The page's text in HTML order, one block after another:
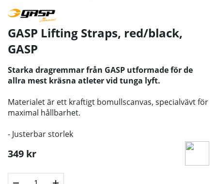
GASP Lifting Straps, red/black,
GASP
Starka dragremmar från GASP utformade för de
allra mest kräsna atleter vid tunga lyft.
Materialet är ett kraftigt bomullscanvas, specialvävt för
maximal hållbarhet.
- Justerbar storlek
349 kr